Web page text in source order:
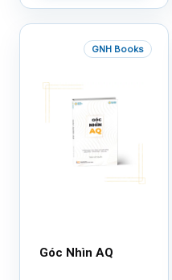
GNH Books
Góc Nhìn AQ